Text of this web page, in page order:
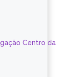
Centro da